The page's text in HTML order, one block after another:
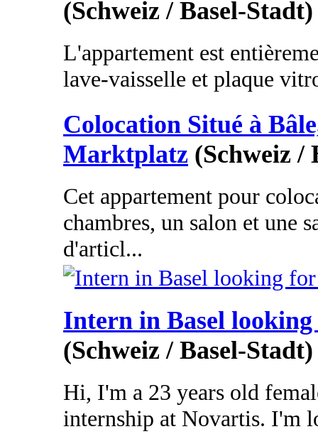
(Schweiz / Basel-Stadt)
L'appartement est
lave-vaisselle et plaque
Colocation Situé à
Marktplatz (Schweiz /
Cet appartement pour
chambres, un salon et une
d'articl...
Intern in Basel
(Schweiz / Basel-Stadt)
Hi, I'm a 23 years old
internship at Novartis. I'm